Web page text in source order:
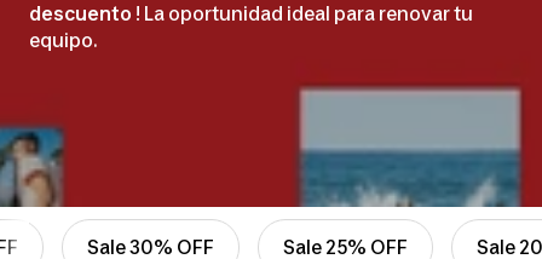
descuento ! La oportunidad ideal para renovar tu
equipo.
Sale 30% OFF Sale 25% OFF Sale